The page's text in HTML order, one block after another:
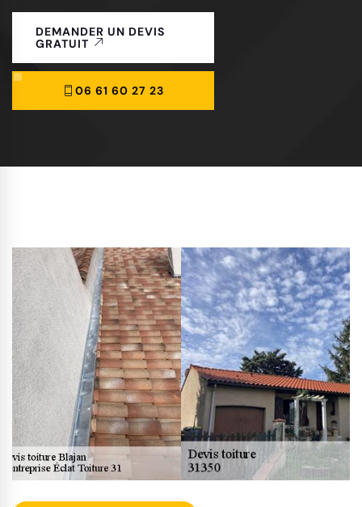
DEMANDER UN DEVIS
GRATUIT
06 61 60 27 23